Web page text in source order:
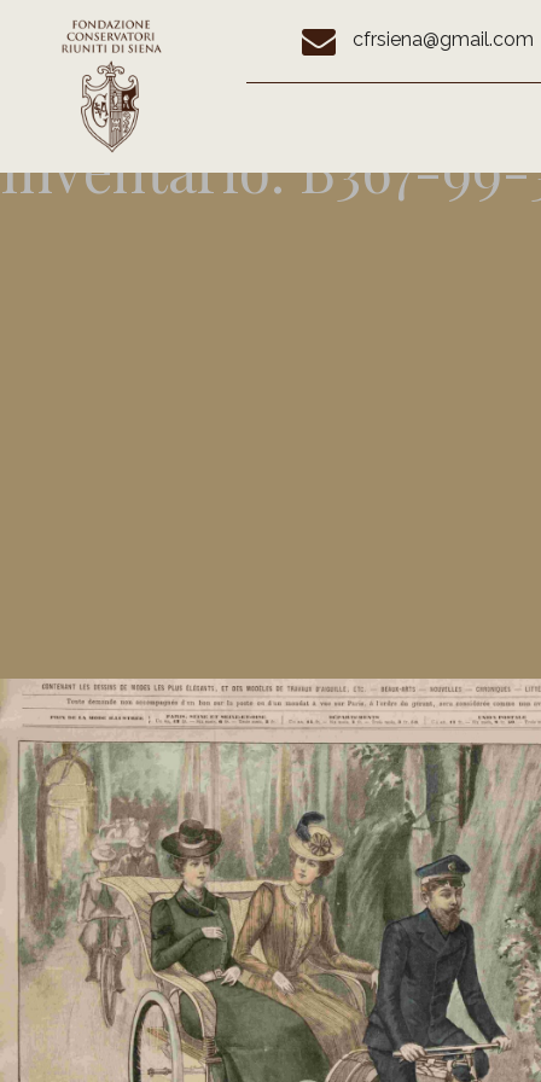
cfrsiena@gmail.com
Inventario:B367-